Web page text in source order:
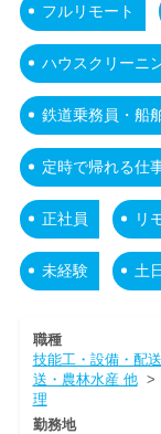
フルリモート
ハウスクリーニ
鉄道乗務員・船
定時で帰れる仕
正社員 リ
未経験 土
職種
技能工・設備・配
送・農林水産 他>
理
勤務地